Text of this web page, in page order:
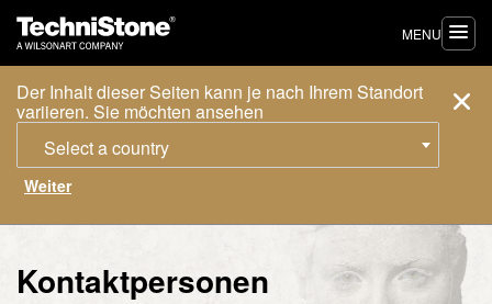
Der Inhalt dieser Seiten kann je nach Ihrem Standort
variieren. Sie möchten ansehen
Select a country
MENU
Kontaktpersonen